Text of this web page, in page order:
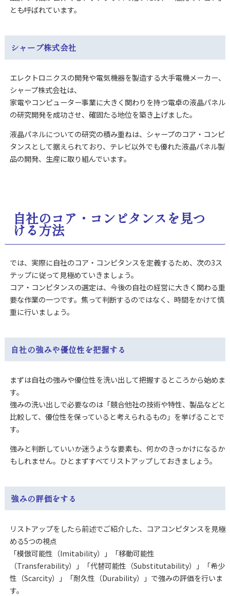
とも呼ばれています。
シャープ株式会社
エレクトロニクスの開発や電気機器を製造する大手電機メーカー、
シャープ株式会社は、
家電やコンピューター事業に大きく関わりを持つ電卓の液晶パネル
の研究開発を成功させ、確固たる地位を築き上げました。
液晶パネルについての研究の積み重ねは、シャープのコア・コンピ
タンスとして据えられており、テレビ以外でも優れた液晶パネル製
品の開発、生産に取り組んでいます。
自社のコア・コンピタンスを見つ
ける方法
では、実際に自社のコア・コンピタンスを定義するため、 次の3ス
テップに従って見極めていきましょう。
コア・コンピタンスの選定は、今後の自社の経営に大きく関わる重
要な作業の一つです。 焦って判断するのではなく、時間をかけて慎
重に行いましょう。
自社の強みや優位性を把握する
まずは自社の強みや優位性を洗い出して把握するところから始めま
す。
強みの洗い出しで必要なのは「競合他社の技術や特性、製品などと
比較して、優位性を保っていると考えられるもの」を挙げることで
す。
強みと判断していいか迷うような要素も、何かのきっかけになるか
もしれません。 ひとまずすべてリストアップしておきましょう。
強みの評価をする
リストアップをしたら前述でご紹介した、コアコンピタンスを見極
める5つの視点
「模倣可能性（Imitability）」「移動可能性
（Transferability）」「代替可能性（Substitutability）」「希少
性（Scarcity）」「耐久性（Durability）」で強みの評価を行いま
す。